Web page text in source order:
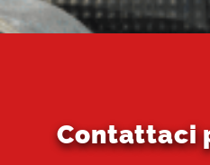
Contattaci